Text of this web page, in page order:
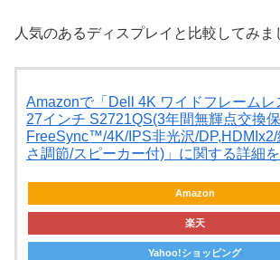
人気のあるディスプレイと比較してみま
Amazonで「Dell 4K ワイドフレームレ
27インチ S2721QS(3年間無輝点交換
FreeSync™/4K/IPS非光沢/DP,HDMIx2/
さ調節/スピーカー付)」に関する詳細
Amazon
楽天
Yahoo!ショッピング